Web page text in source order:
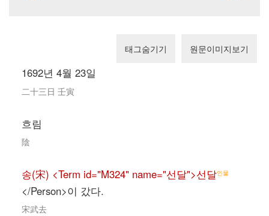
태그숨기기 원문이미지보기
1692년 4월 23일
二十三日 壬寅
흐림
陰
송(宋) <Term id="M324" name="선달">선달인물
</Person>이 갔다.
宋武去